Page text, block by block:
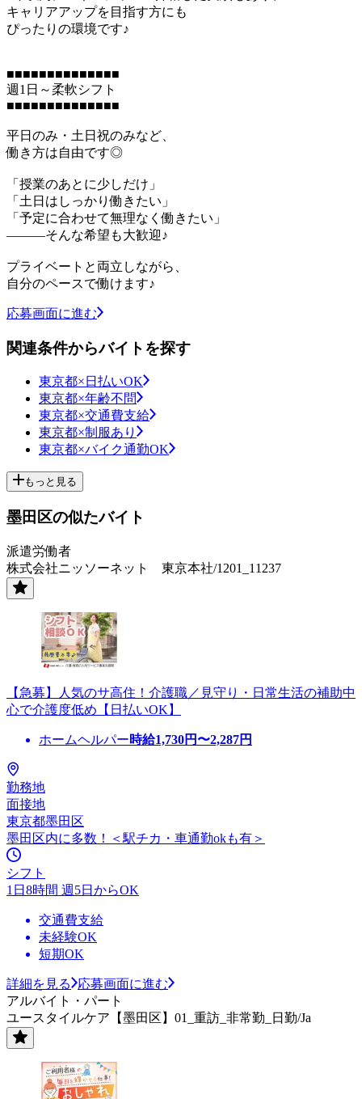
キャリアアップを目指す方にも
ぴったりの環境です♪
■■■■■■■■■■■■■■
週1日～柔軟シフト
■■■■■■■■■■■■■■
平日のみ・土日祝のみなど、
働き方は自由です◎
「授業のあとに少しだけ」
「土日はしっかり働きたい」
「予定に合わせて無理なく働きたい」
―――そんな希望も大歓迎♪
プライベートと両立しながら、
自分のペースで働けます♪
応募画面に進む
関連条件からバイトを探す
東京都×日払いOK
東京都×年齢不問
東京都×交通費支給
東京都×制服あり
東京都×バイク通勤OK
もっと見る
墨田区の似たバイト
派遣労働者
株式会社ニッソーネット 東京本社/1201_11237
【急募】人気のサ高住！介護職／見守り・日常生活の補助中
心で介護度低め【日払いOK】
ホームヘルパー時給1,730円〜2,287円
勤務地
面接地
東京都墨田区
墨田区内に多数！＜駅チカ・車通勤okも有＞
シフト
1日8時間 週5日からOK
交通費支給
未経験OK
短期OK
詳細を見る
応募画面に進む
アルバイト・パート
ユースタイルケア【墨田区】01_重訪_非常勤_日勤/Ja